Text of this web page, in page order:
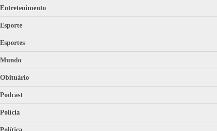
Entretenimento
Esporte
Esportes
Mundo
Obituário
Podcast
Polícia